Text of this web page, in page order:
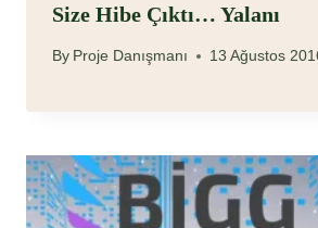
Size Hibe Çıktı… Yalanı
By Proje Danışmanı 13 Ağustos